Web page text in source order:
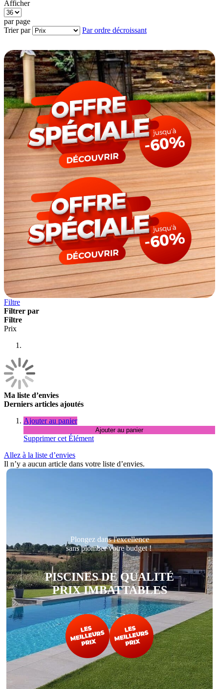
Afficher
par page
Trier par
Par ordre décroissant
Filtre
Filtrer par
Filtre
Prix
Ma liste d’envies
Derniers articles ajoutés
Ajouter au panier
Ajouter au panier
Supprimer cet Élément
Allez à la liste d’envies
Il n’y a aucun article dans votre liste d’envies.
Plongez dans l'excellence
sans plomber votre budget !
PISCINES DE QUALITÉ
PRIX IMBATTABLES